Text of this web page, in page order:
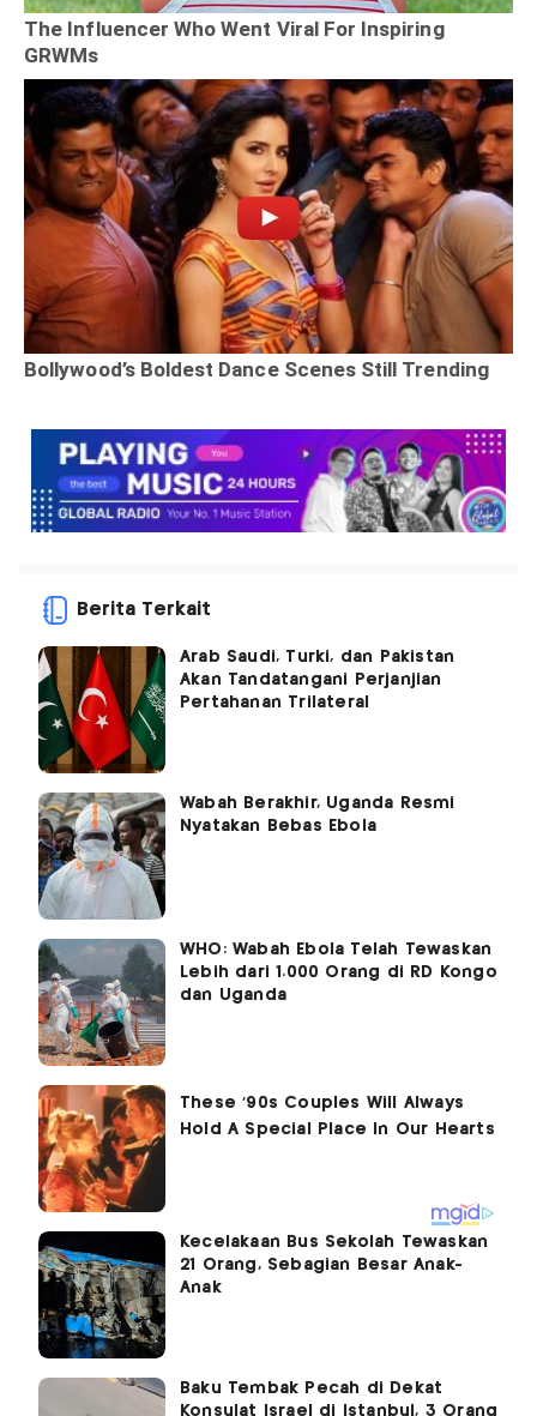
Berita Terkait
Arab Saudi, Turki, dan Pakistan
Akan Tandatangani Perjanjian
Pertahanan Trilateral
Wabah Berakhir, Uganda Resmi
Nyatakan Bebas Ebola
WHO: Wabah Ebola Telah Tewaskan
Lebih dari 1.000 Orang di RD Kongo
dan Uganda
Kecelakaan Bus Sekolah Tewaskan
21 Orang, Sebagian Besar Anak-
Anak
Baku Tembak Pecah di Dekat
Konsulat Israel di Istanbul, 3 Orang